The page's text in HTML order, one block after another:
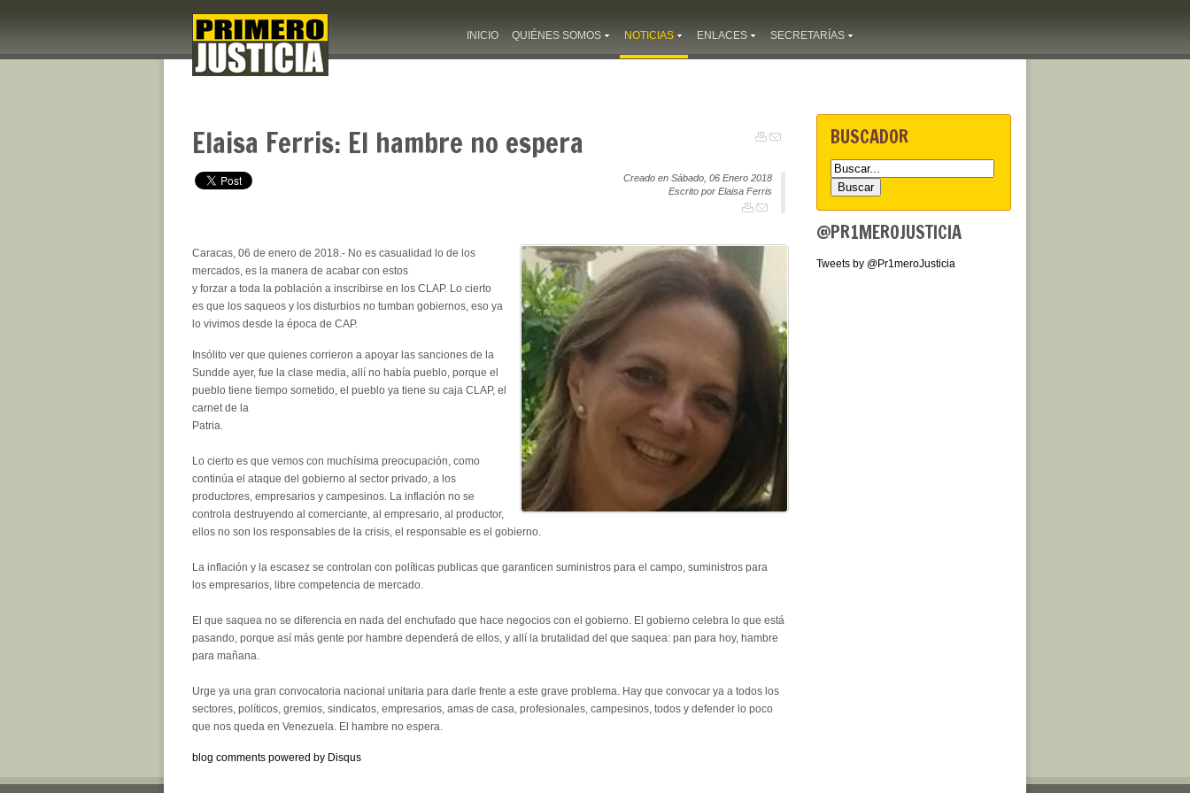
INICIO QUIÉNES SOMOS NOTICIAS ENLACES SECRETARÍAS
Elaisa Ferris: El hambre no espera
Creado en Sábado, 06 Enero 2018
Escrito por Elaisa Ferris
Caracas, 06 de enero de 2018.- No es casualidad lo de los
mercados, es la manera de acabar con estos
y forzar a toda la población a inscribirse en los CLAP. Lo cierto
es que los saqueos y los disturbios no tumban gobiernos, eso ya
lo vivimos desde la época de CAP.
Insólito ver que quienes corrieron a apoyar las sanciones de la
Sundde ayer, fue la clase media, allí no había pueblo, porque el
pueblo tiene tiempo sometido, el pueblo ya tiene su caja CLAP, el
carnet de la
Patria.
Lo cierto es que vemos con muchísima preocupación, como
continúa el ataque del gobierno al sector privado, a los
productores, empresarios y campesinos. La inflación no se
controla destruyendo al comerciante, al empresario, al productor,
ellos no son los responsables de la crisis, el responsable es el gobierno.
La inflación y la escasez se controlan con políticas publicas que garanticen suministros para el campo, suministros para
los empresarios, libre competencia de mercado.
El que saquea no se diferencia en nada del enchufado que hace negocios con el gobierno. El gobierno celebra lo que está
pasando, porque así más gente por hambre dependerá de ellos, y allí la brutalidad del que saquea: pan para hoy, hambre
para mañana.
Urge ya una gran convocatoria nacional unitaria para darle frente a este grave problema. Hay que convocar ya a todos los
sectores, políticos, gremios, sindicatos, empresarios, amas de casa, profesionales, campesinos, todos y defender lo poco
que nos queda en Venezuela. El hambre no espera.
blog comments powered by Disqus
BUSCADOR
@PR1MEROJUSTICIA
Tweets by @Pr1meroJusticia